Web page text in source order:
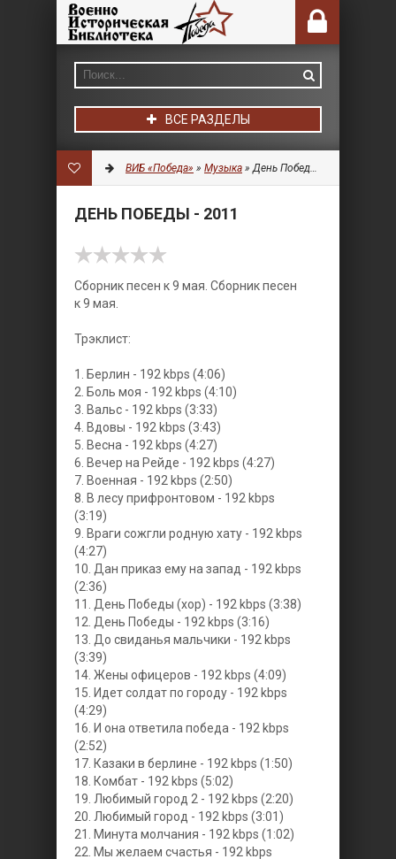
ВСЕ РАЗДЕЛЫ
ВИБ «Победа» » Музыка » День Победы - 2011
ДЕНЬ ПОБЕДЫ - 2011
Сборник песен к 9 мая. Сборник песен
к 9 мая.
Трэклист:
1. Берлин - 192 kbps (4:06)
2. Боль моя - 192 kbps (4:10)
3. Вальс - 192 kbps (3:33)
4. Вдовы - 192 kbps (3:43)
5. Весна - 192 kbps (4:27)
6. Вечер на Рейде - 192 kbps (4:27)
7. Военная - 192 kbps (2:50)
8. В лесу прифронтовом - 192 kbps
(3:19)
9. Враги сожгли родную хату - 192 kbps
(4:27)
10. Дан приказ ему на запад - 192 kbps
(2:36)
11. День Победы (хор) - 192 kbps (3:38)
12. День Победы - 192 kbps (3:16)
13. До свиданья мальчики - 192 kbps
(3:39)
14. Жены офицеров - 192 kbps (4:09)
15. Идет солдат по городу - 192 kbps
(4:29)
16. И она ответила победа - 192 kbps
(2:52)
17. Казаки в берлине - 192 kbps (1:50)
18. Комбат - 192 kbps (5:02)
19. Любимый город 2 - 192 kbps (2:20)
20. Любимый город - 192 kbps (3:01)
21. Минута молчания - 192 kbps (1:02)
22. Мы желаем счастья - 192 kbps